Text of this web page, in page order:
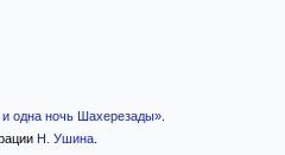
одна ночь Шахерезады».
Н. Ушина.